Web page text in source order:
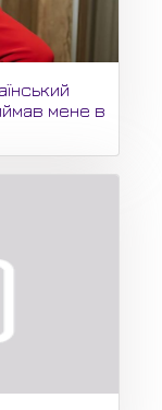
мене в